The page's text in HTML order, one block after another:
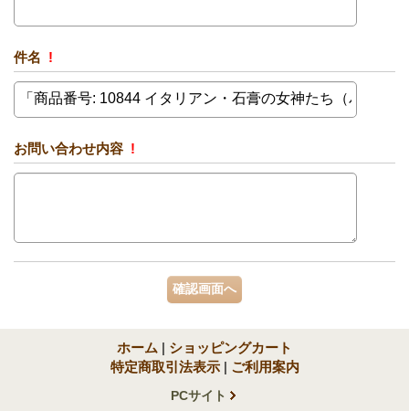
件名 !
お問い合わせ内容 !
ホーム | ショッピングカート
特定商取引法表示 | ご利用案内
PCサイト